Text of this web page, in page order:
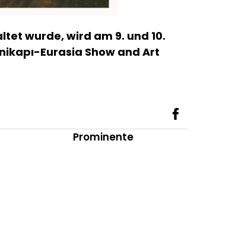
wurde, wird am 9. und 10.
Eurasia Show and Art
Prominente